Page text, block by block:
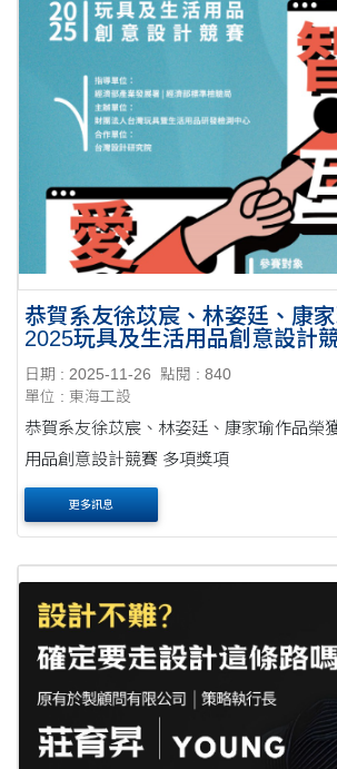
恭賀系友徐苡宸、林姿廷、康
2025玩具及生活用品創意設計
日期 : 2025-11-26
點閱 : 840
單位 : 東海工設
恭賀系友徐苡宸、林姿廷、康家瑜作品榮
用品創意設計競賽 多項獎項
更多訊息